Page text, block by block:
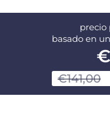
precio
basado en
€141,00